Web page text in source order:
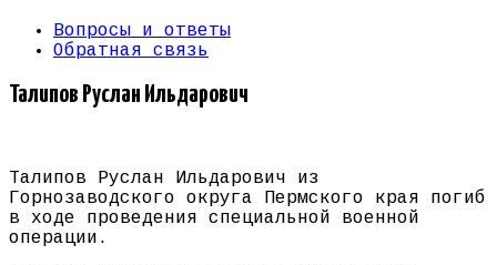
Вопросы и ответы
Обратная связь
Талипов Руслан Ильдарович
Талипов Руслан Ильдарович из
Горнозаводского округа Пермского края погиб
в ходе проведения специальной военной
операции.